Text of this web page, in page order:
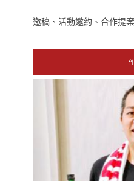
邀稿、活動邀約、合作提